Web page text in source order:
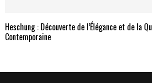
Heschung : Découverte de l’Élégance et de la
Contemporaine